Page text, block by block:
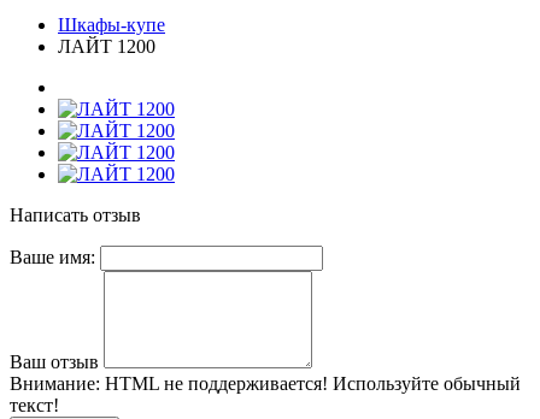
Шкафы-купе
ЛАЙТ 1200
Написать отзыв
Ваше имя:
Ваш отзыв
Внимание: HTML не поддерживается! Используйте обычный
текст!